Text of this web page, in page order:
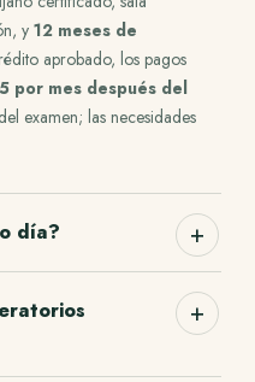
y 12 meses de
aprobado, los pagos
por mes después del
examen; las necesidades
día?